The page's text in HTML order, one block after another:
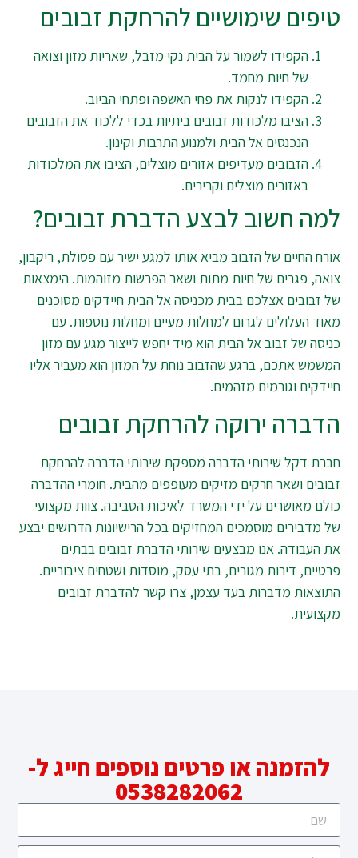
טיפים שימושיים להרחקת זבובים
הקפידו לשמור על הבית נקי מזבל, שאריות מזון וצואה
של חיות מחמד.
הקפידו לנקות את פחי האשפה ופתחי הביוב.
הציבו מלכודות זבובים ביתיות בכדי ללכוד את הזבובים
הנכנסים אל הבית ולמנוע התרבות וקינון.
הזבובים מעדיפים אזורים מוצלים, הציבו את המלכודות
באזורים מוצלים וקרירים.
למה חשוב לבצע הדברת זבובים?
אורח החיים של הזבוב מביא אותו למגע ישיר עם פסולת, ריקבון,
צואה, פגרים של חיות מתות ושאר הפרשות מזוהמות. הימצאות
של זבובים אצלכם בבית מכניסה אל הבית חיידקים מסוכנים
מאוד העלולים לגרום למחלות מעיים ומחלות נוספות. עם
כניסה של זבוב אל הבית הוא מיד יחפש לייצור מגע עם מזון
המשמש אתכם, ברגע שהזבוב נוחת על המזון הוא מעביר אליו
חיידקים וגורמים מזהמים.
הדברה ירוקה להרחקת זבובים
חברת דקל שירותי הדברה מספקת שירותי הדברה להרחקת
זבובים ושאר חרקים מזיקים מעופפים מהבית. חומרי ההדברה
כולם מאושרים על ידי המשרד לאיכות הסביבה. צוות מקצועי
של מדבירים מוסמכים המחזיקים בכל הרישיונות הדרושים יבצע
את העבודה. אנו מבצעים שירותי הדברת זבובים בבתים
פרטיים, דירות מגורים, בתי עסק, מוסדות ושטחים ציבוריים.
התוצאות מדברות בעד עצמן, צרו קשר להדברת זבובים
מקצועית.
להזמנה או פרטים נוספים חייג ל-
0538282062